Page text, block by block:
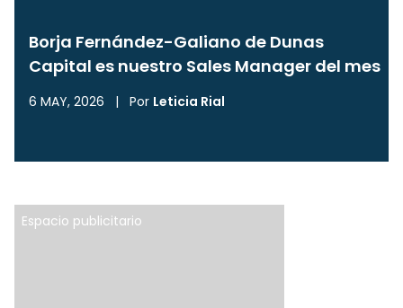
Borja Fernández-Galiano de Dunas
Capital es nuestro Sales Manager del mes
6 MAY, 2026 | Por Leticia Rial
Espacio publicitario